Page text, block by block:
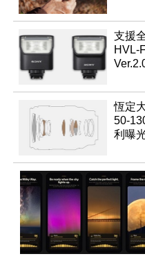
支援
HVL-
恆定
50-
利曝